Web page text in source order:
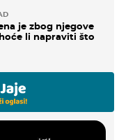
je zbog njegove
li napraviti što